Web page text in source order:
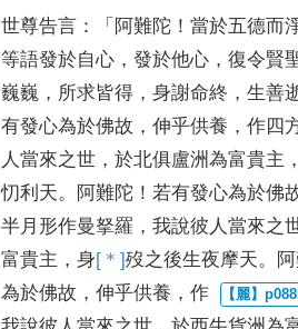
世尊告言 ：「 阿難陀 ！當於五德而
等語發於自心 ，發於他心 ，復令賢
巍巍 ， 所求皆得 ，身謝命終 ，生善
有發心為於佛故 ，伸乎供養 ，作四
人當來之世 ，於北俱盧洲為富貴主
忉利天。 阿難陀 ！若有發心為於佛
半月形作曼拏羅 ，我說彼人當來之
富貴主 ，身[＊]歿之後生夜摩天。
為於佛故 ，伸乎供養 ，作